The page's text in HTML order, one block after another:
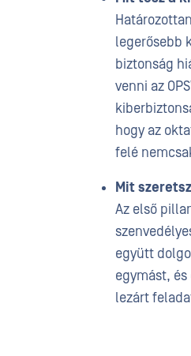
legerősebb
biztonság
venni az
hogy az
felé
Mit
Az első
együtt
egymást,
lezárt